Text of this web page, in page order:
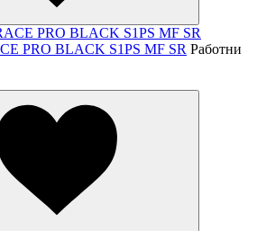
PRO BLACK S1PS MF SR Работни